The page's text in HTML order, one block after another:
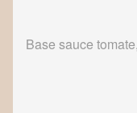
Base sauce